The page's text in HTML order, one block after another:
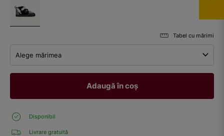
Tabel cu mărimi
Alege mărimea
Adaugă în coș
Disponibil
Livrare gratuită